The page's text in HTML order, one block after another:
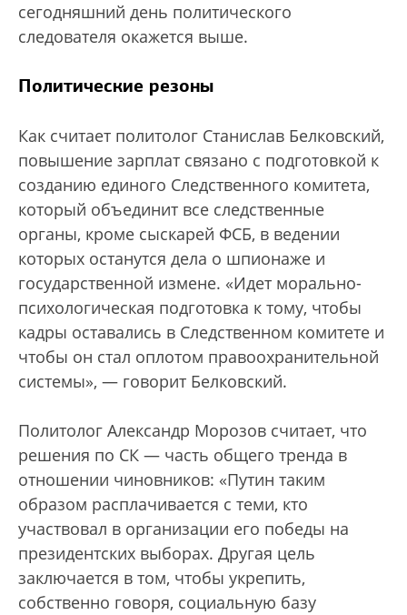
сегодняшний день политического
следователя окажется выше.
Политические резоны
Как считает политолог Станислав Белковский,
повышение зарплат связано с подготовкой к
созданию единого Следственного комитета,
который объединит все следственные
органы, кроме сыскарей ФСБ, в ведении
которых останутся дела о шпионаже и
государственной измене. «Идет морально-
психологическая подготовка к тому, чтобы
кадры оставались в Следственном комитете и
чтобы он стал оплотом правоохранительной
системы», — говорит Белковский.
Политолог Александр Морозов считает, что
решения по СК — часть общего тренда в
отношении чиновников: «Путин таким
образом расплачивается с теми, кто
участвовал в организации его победы на
президентских выборах. Другая цель
заключается в том, чтобы укрепить,
собственно говоря, социальную базу